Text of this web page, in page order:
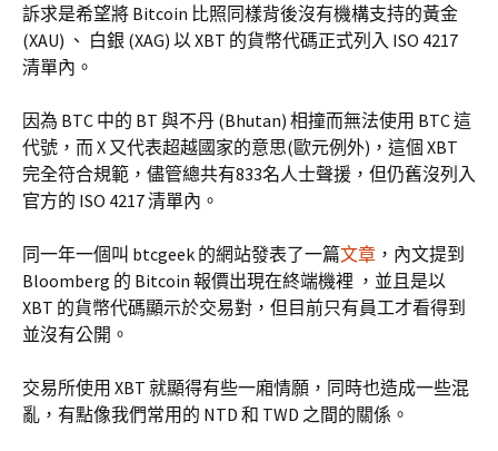
訴求是希望將 Bitcoin 比照同樣背後沒有機構支持的黃金
(XAU) 、 白銀 (XAG) 以 XBT 的貨幣代碼正式列入 ISO 4217
清單內。
因為 BTC 中的 BT 與不丹 (Bhutan) 相撞而無法使用 BTC 這
代號，而 X 又代表超越國家的意思(歐元例外)，這個 XBT
完全符合規範，儘管總共有833名人士聲援，但仍舊沒列入
官方的 ISO 4217 清單內。
同一年一個叫 btcgeek 的網站發表了一篇文章 ，內文提到
Bloomberg 的 Bitcoin 報價出現在終端機裡 ，並且是以
XBT 的貨幣代碼顯示於交易對，但目前只有員工才看得到
並沒有公開。
交易所使用 XBT 就顯得有些一廂情願，同時也造成一些混
亂，有點像我們常用的 NTD 和 TWD 之間的關係。